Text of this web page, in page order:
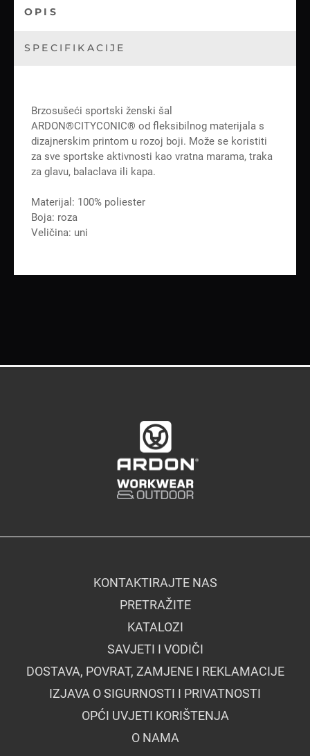
OPIS
SPECIFIKACIJE
Brzosušeći sportski ženski šal
ARDON®CITYCONIC® od fleksibilnog materijala s
dizajnerskim printom u rozoj boji. Može se koristiti
za sve sportske aktivnosti kao vratna marama, traka
za glavu, balaclava ili kapa.
Materijal: 100% poliester
Boja: roza
Veličina: uni
KONTAKTIRAJTE NAS
PRETRAŽITE
KATALOZI
SAVJETI I VODIČI
DOSTAVA, POVRAT, ZAMJENE I REKLAMACIJE
IZJAVA O SIGURNOSTI I PRIVATNOSTI
OPĆI UVJETI KORIŠTENJA
O NAMA